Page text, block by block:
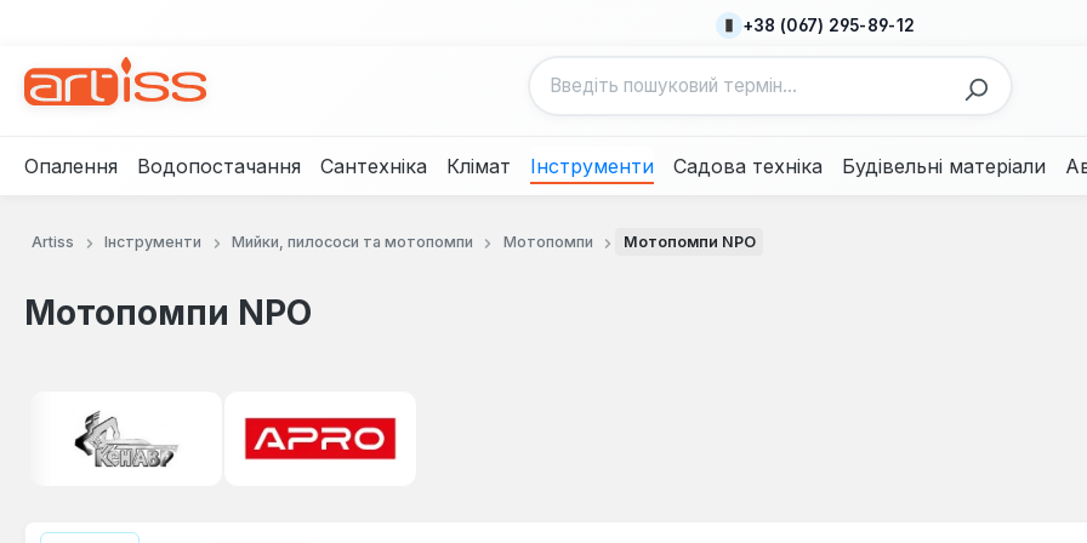
+38 (067) 295-89-12
Опалення Водопостачання Сантехніка Клімат Інструменти Садова техніка Будівельні матеріали
Artiss Інструменти Мийки, пилососи та мотопомпи Мотопомпи Мотопомпи NPO
Мотопомпи NPO